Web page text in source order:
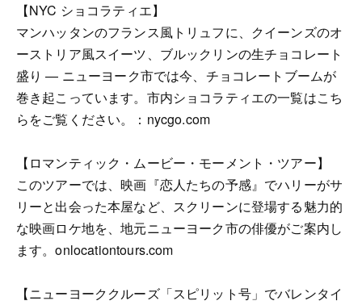
【NYC ショコラティエ】
マンハッタンのフランス風トリュフに、クイーンズのオ
ーストリア風スイーツ、ブルックリンの生チョコレート
盛り — ニューヨーク市では今、チョコレートブームが
巻き起こっています。市内ショコラティエの一覧はこち
らをご覧ください。：nycgo.com
【ロマンティック・ムービー・モーメント・ツアー】
このツアーでは、映画『恋人たちの予感』でハリーがサ
リーと出会った本屋など、スクリーンに登場する魅力的
な映画ロケ地を、地元ニューヨーク市の俳優がご案内し
ます。onlocationtours.com
【ニューヨーククルーズ「スピリット号」でバレンタイ